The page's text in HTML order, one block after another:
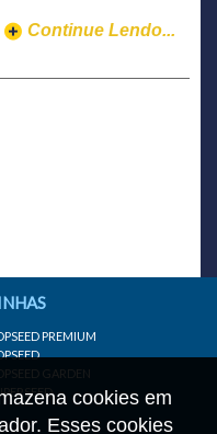
Continue Lendo...
cookies em
Esses cookies
PREMIUM
GARDEN